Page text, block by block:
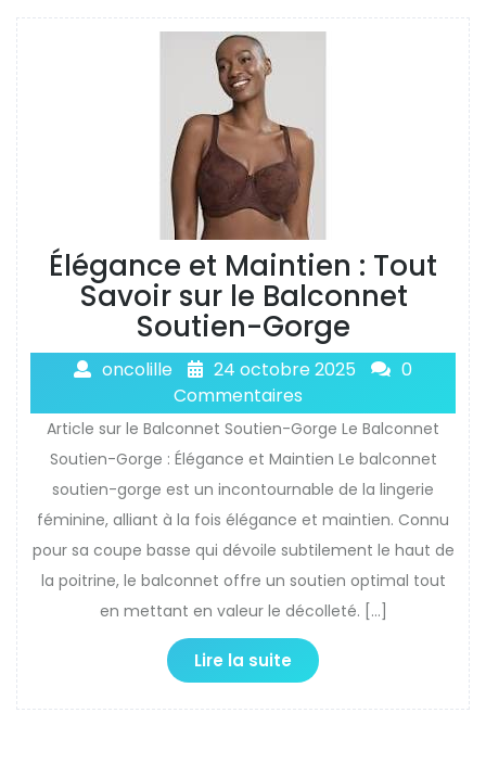
Élégance et Maintien : Tout
Savoir sur le Balconnet
Soutien-Gorge
oncolille 24 octobre 2025
0
Commentaires
Article sur le Balconnet Soutien-Gorge Le Balconnet
Soutien-Gorge : Élégance et Maintien Le balconnet
soutien-gorge est un incontournable de la lingerie
féminine, alliant à la fois élégance et maintien. Connu
pour sa coupe basse qui dévoile subtilement le haut de
la poitrine, le balconnet offre un soutien optimal tout
en mettant en valeur le décolleté. […]
Lire la suite